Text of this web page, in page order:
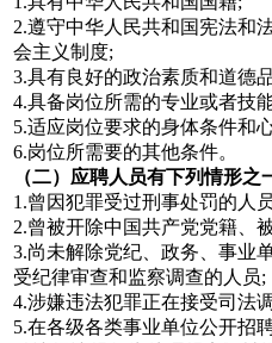
2.遵守中华人民共和国宪法和
会主义制度;
3.具有良好的政治素质和道德
4.具备岗位所需的专业或者技
5.适应岗位要求的身体条件和
6.岗位所需要的其他条件。
（二）应聘人员有下列情形之
1.曾因犯罪受过刑事处罚的人
2.曾被开除中国共产党党籍、
3.尚未解除党纪、政务、事业
受纪律审查和监察调查的人员;
4.涉嫌违法犯罪正在接受司法
5.在各级各类事业单位公开招